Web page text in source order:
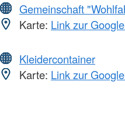
Gemeinschaft
Karte: Link zur
Kleidercontainer
Karte: Link zur